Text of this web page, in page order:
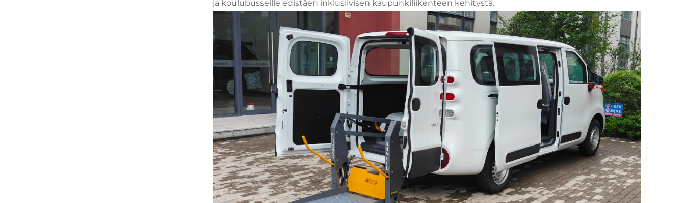
ja koulubusseille edistäen inklusiivisen kaupunkiliikenteen kehitystä.